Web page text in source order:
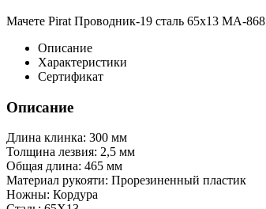
Мачете Pirat Проводник-19 сталь 65х13 МА-868
Описание
Характеристики
Сертификат
Описание
Длина клинка: 300 мм
Толщина лезвия: 2,5 мм
Общая длина: 465 мм
Материал рукояти: Прорезиненный пластик
Ножны: Кордура